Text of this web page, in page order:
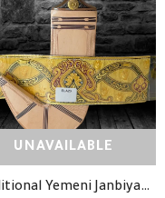
UNAVAILABLE
Traditional Yemeni Janbiyah -ELA23- جنبية يمنية تقليدية